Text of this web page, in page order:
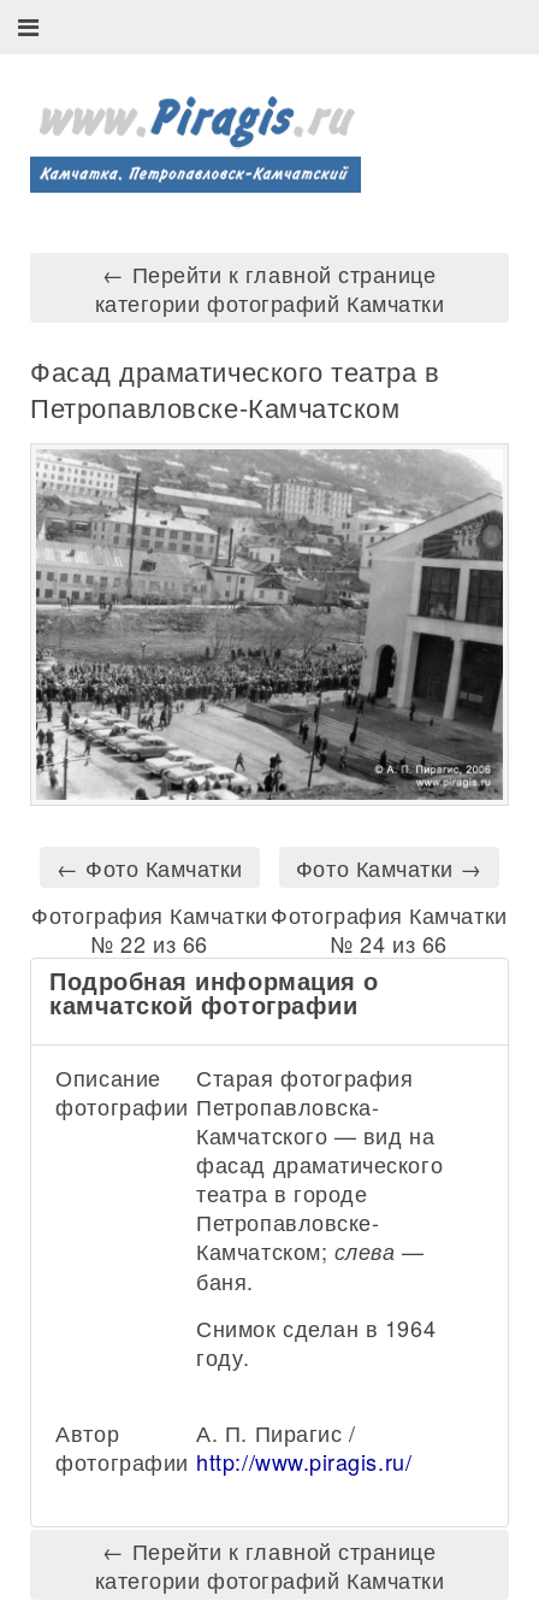
← Перейти к главной странице
категории фотографий Камчатки
Фасад драматического театра в
Петропавловске-Камчатском
← Фото Камчатки
Фотография Камчатки
№ 22 из 66
Фото Камчатки →
Фотография Камчатки
№ 24 из 66
Подробная информация о
камчатской фотографии
Описание
фотографии:
Старая фотография
Петропавловска-
Камчатского — вид на
фасад драматического
театра в городе
Петропавловске-
Камчатском; слева —
баня.
Снимок сделан в 1964
году.
Автор
фотографии:
А. П. Пирагис /
http://www.piragis.ru/
← Перейти к главной странице
категории фотографий Камчатки